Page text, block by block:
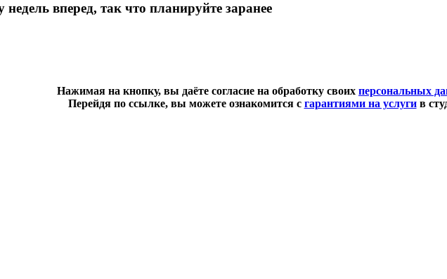
вперед, так что планируйте заранее
Нажимая на кнопку, вы даёте согласие на обработку своих персональных
Перейдя по ссылке, вы можете ознакомится с гарантиями на услугив